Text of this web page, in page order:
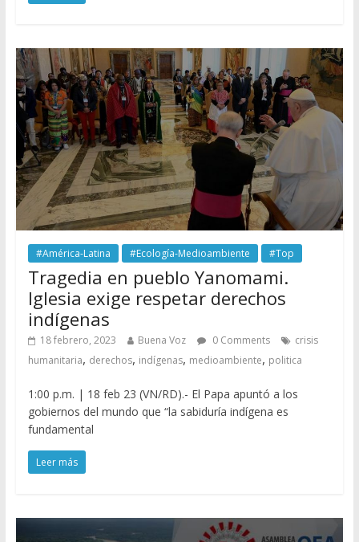
#América-Latina #Ecología-Medioambiente #Top
Tragedia en pueblo Yanomami.
Iglesia exige respetar derechos
indígenas
18 febrero, 2023 Buena Voz 0 Comments
crisis
humanitaria, derechos, indígenas, medioambiente, politica
1:00 p.m. | 18 feb 23 (VN/RD).- El Papa apuntó a los
gobiernos del mundo que “la sabiduría indígena es
fundamental
Leer más